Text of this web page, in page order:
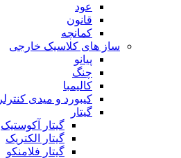
عود
قانون
کمانچه
ساز های کلاسیک خارجی
پیانو
چنگ
کالیمبا
کیبورد و میدی کنترلر
گیتار
گیتار آکوستیک
گیتار الکتریک
گیتار فلامنکو